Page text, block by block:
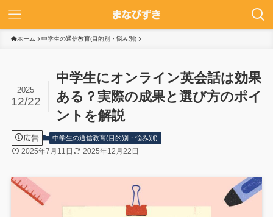
ホーム 中学生の通信教育(目的別・悩み別)
中学生にオンライン英会話は効果
ある？実際の成果と選び方のポイ
ントを解説
2025
12/22
広告 中学生の通信教育(目的別・悩み別)
2025年7月11日 2025年12月22日